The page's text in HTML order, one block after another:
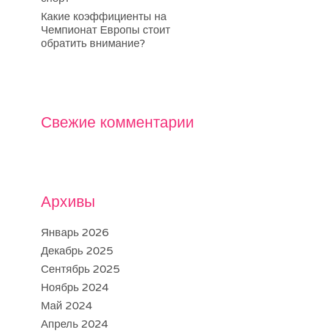
Какие коэффициенты на
Чемпионат Европы стоит
обратить внимание?
Свежие комментарии
Архивы
Январь 2026
Декабрь 2025
Сентябрь 2025
Ноябрь 2024
Май 2024
Апрель 2024